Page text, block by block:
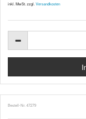
inkl. MwSt. zzgl. Versandkosten
Bestell-Nr. 47279